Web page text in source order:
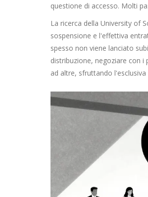
questione di accesso. Molti
La ricerca della University of
sospensione e l'effettiva
spesso non viene lanciato
distribuzione, negoziare con
ad altre, sfruttando